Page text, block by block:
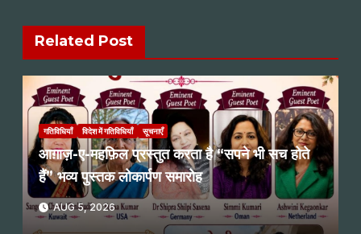
Related Post
गतिविधियाँ विदेश में गतिविधियाँ सूचनाएँ
आग़ाज़-ए-महफ़िल प्रस्तुत करता है “सपने भी सच होते
हैं” भव्य पुस्तक लोकार्पण समारोह
AUG 5, 2026